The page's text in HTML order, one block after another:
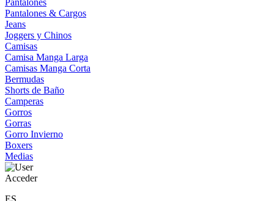
Pantalones
Pantalones & Cargos
Jeans
Joggers y Chinos
Camisas
Camisa Manga Larga
Camisas Manga Corta
Bermudas
Shorts de Baño
Camperas
Gorros
Gorras
Gorro Invierno
Boxers
Medias
Acceder
ES